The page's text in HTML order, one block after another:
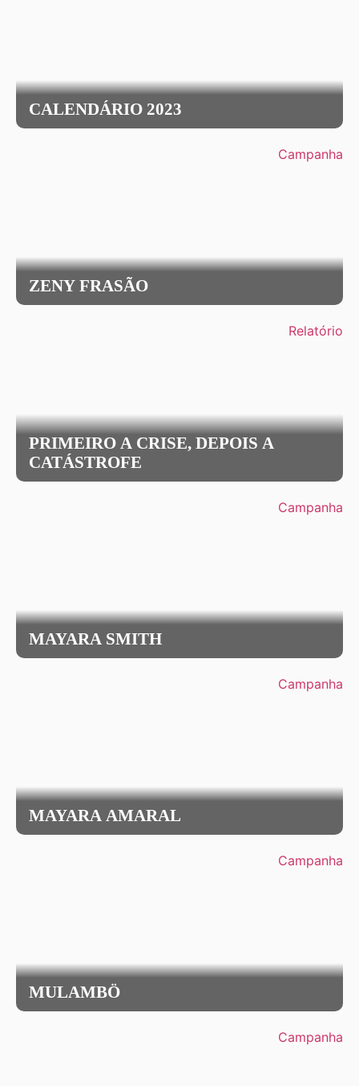
CALENDÁRIO 2023
Campanha
ZENY FRASÃO
Relatório
PRIMEIRO A CRISE, DEPOIS A
CATÁSTROFE
Campanha
MAYARA SMITH
Campanha
MAYARA AMARAL
Campanha
MULAMBÖ
Campanha